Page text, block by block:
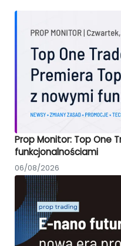
Prop Monitor: Top One
funkcjonalnościami
06/08/2026